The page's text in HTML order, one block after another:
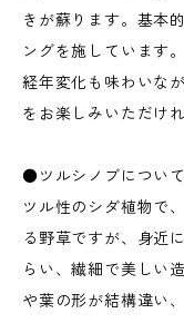
きが蘇ります。基本
ングを施しています。
経年変化も味わいな
をお楽しみいただけ
●ツルシノブについて
ツル性のシダ植物で
る野草ですが、身近
らい、繊細で美しい
や葉の形が結構違い